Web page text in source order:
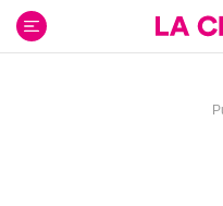
contenido